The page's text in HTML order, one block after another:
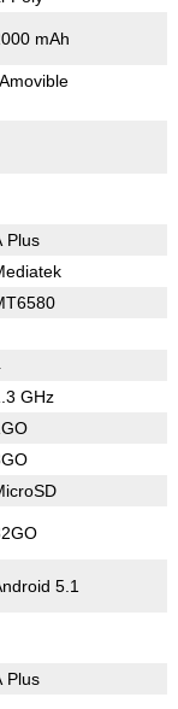
mAh
Amovible
Plus
GHz
5.1
Plus